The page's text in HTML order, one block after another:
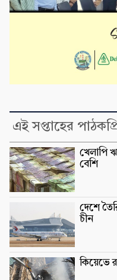
এই সপ্তাহের
খেলাপি
বেশি
দেশে
চীন
কিয়েভে